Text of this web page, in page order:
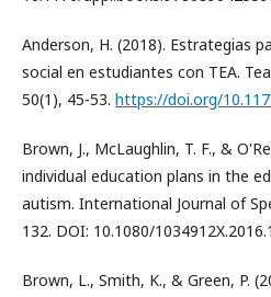
Anderson, H. (2018). Estrategias
social en estudiantes con TEA.
50(1), 45-53. https://doi.org/
Brown, J., McLaughlin, T. F., &
individual education plans in the
autism. International Journal of
132. DOI: 10.1080/
Brown, L., Smith, K., & Green, P.